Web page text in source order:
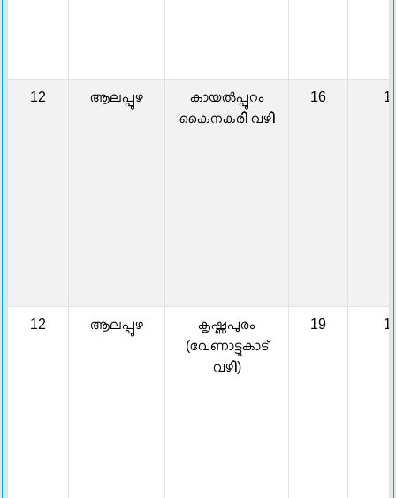
12 ആലപ്പുഴ
കായൽപ്പുറം
കൈനകരി വഴി
16
12 ആലപ്പുഴ
കൃഷ്ണപുരം
(വേണാട്ടുകാട്
വഴി)
19